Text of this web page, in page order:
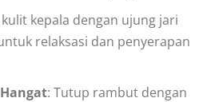
kulit kepala dengan ujung jari
relaksasi dan penyerapan
: Tutup rambut dengan